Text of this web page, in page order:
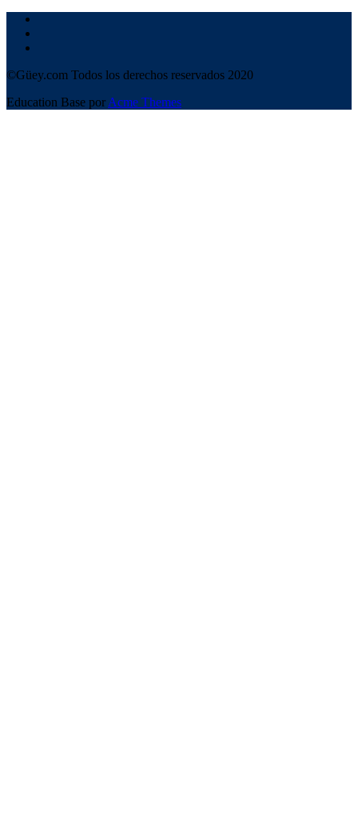
©Güey.com Todos los derechos reservados 2020
Education Base por Acme Themes